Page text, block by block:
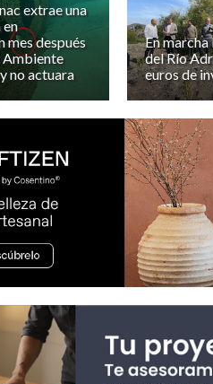
extrae una
en
mes después
Ambiente
no actuara
En
del Río
euros de